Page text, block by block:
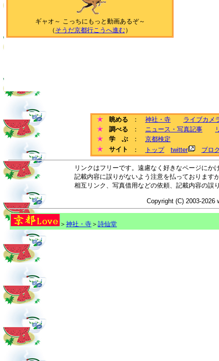
ギャオ～ こっちにもっと動画あるぞ～
（ そうだ京都行こうへ進む）
眺める ： 神社・寺
ライブカメ
調べる
： ニュース・写真記事
学 ぶ
： 京都検定
サイト
： トップ twitter ブロ
リンクはフリーです。遠慮なく好きなページに
記載内容に誤りがないよう注意を払っております
相互リンク、写真借用などの依頼、記載内容の誤
Copyright (C) 2003-2026
＞ 神社・寺 ＞ 詩仙堂